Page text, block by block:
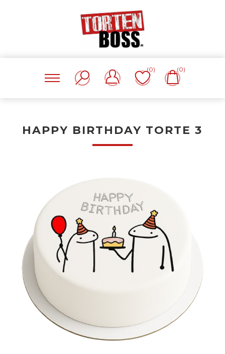
(0) (0)
HAPPY BIRTHDAY TORTE 3